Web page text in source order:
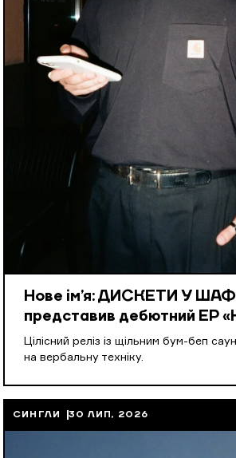
Нове ім’я: ДИСКЕТИ У ШАФІ
представив дебютний EP
Цілісний реліз із щільним бум-беп
на вербальну техніку.
СИНГЛИ 30 ЛИП, 2026